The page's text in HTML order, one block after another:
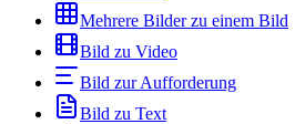
Mehrere Bilder zu einem Bild
Bild zu Video
Bild zur Aufforderung
Bild zu Text